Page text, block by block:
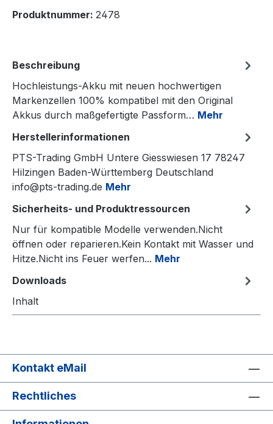
Produktnummer: 2478
Beschreibung
Hochleistungs-Akku mit neuen hochwertigen
Markenzellen 100% kompatibel mit den Original
Akkus durch maßgefertigte Passform… Mehr
Herstellerinformationen
PTS-Trading GmbH Untere Giesswiesen 17 78247
Hilzingen Baden-Württemberg Deutschland
info@pts-trading.de Mehr
Sicherheits- und Produktressourcen
Nur für kompatible Modelle verwenden.Nicht
öffnen oder reparieren.Kein Kontakt mit Wasser und
Hitze.Nicht ins Feuer werfen... Mehr
Downloads
Inhalt
Kontakt eMail
Rechtliches